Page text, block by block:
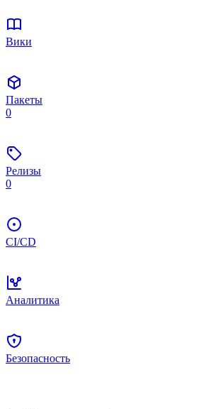
Вики
Пакеты
0
Релизы
0
CI/CD
Аналитика
Безопасность